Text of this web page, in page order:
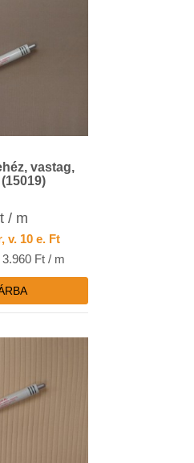
vastag,
/ m
v. 10 e. Ft
3.960 Ft / m